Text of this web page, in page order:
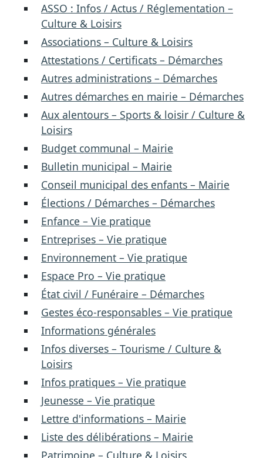
ASSO : Infos / Actus / Réglementation –
Culture & Loisirs
Associations – Culture & Loisirs
Attestations / Certificats – Démarches
Autres administrations – Démarches
Autres démarches en mairie – Démarches
Aux alentours – Sports & loisir / Culture &
Loisirs
Budget communal – Mairie
Bulletin municipal – Mairie
Conseil municipal des enfants – Mairie
Élections / Démarches – Démarches
Enfance – Vie pratique
Entreprises – Vie pratique
Environnement – Vie pratique
Espace Pro – Vie pratique
État civil / Funéraire – Démarches
Gestes éco-responsables – Vie pratique
Informations générales
Infos diverses – Tourisme / Culture &
Loisirs
Infos pratiques – Vie pratique
Jeunesse – Vie pratique
Lettre d'informations – Mairie
Liste des délibérations – Mairie
Patrimoine – Culture & Loisirs